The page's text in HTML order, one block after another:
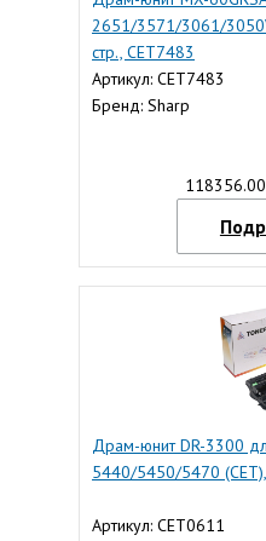
2651/3571/3061/
стр., CET7483
Артикул: CET7483
Бренд: Sharp
Драм-юнит DR-3300
5440/5450/5470
Артикул: CET0611